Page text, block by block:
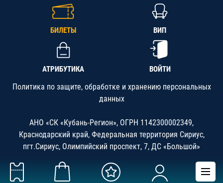
БИЛЕТЫ ВИП
АТРИБУТИКА ВОЙТИ
Политика по защите, обработке и хранению персональных
данных
АНО «СК «Кубань-Регион», ОГРН 1142300002349,
Краснодарский край, Федеральная территория Сириус,
пгт.Сириус, Олимпийский проспект, 7, ДС «Большой»